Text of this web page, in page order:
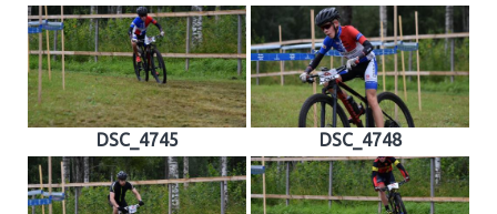
DSC_4745 DSC_4748